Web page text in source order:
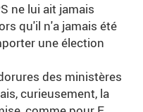
ne lui ait jamais
qu'il n'a jamais été
une élection
des ministères
curieusement, la